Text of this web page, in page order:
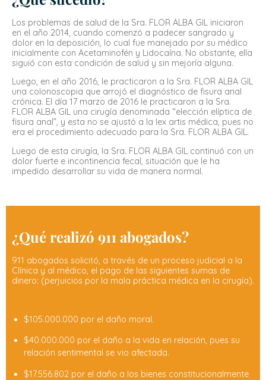
seguros
Objeción por parte de la aseguradora
Reclamación de seguros de vida
Accidentes en locales comerciales
Reclamación bancos
Los problemas de salud de la Sra. FLOR ALBA GIL iniciaron
en el año 2014, cuando comenzó a padecer sangrado y
dolor en la deposición, lo cual fue manejado por su médico
inicialmente con Acetaminofén y Lidocaína. No obstante, ella
siguió con esta condición de salud y sin mejoría alguna.
Luego, en el año 2016, le practicaron a la Sra. FLOR ALBA GIL
una colonoscopia que arrojó el diagnóstico de fisura anal
crónica. El día 17 marzo de 2016 le practicaron a la Sra.
FLOR ALBA GIL una cirugía denominada “elección elíptica de
fisura anal”, y esta no se ajustó a la lex artis médica, pues no
era el procedimiento adecuado para la Sra. FLOR ALBA GIL.
Luego de esta cirugía, la Sra. FLOR ALBA GIL continuó con un
dolor fuerte e incontinencia fecal, situación que le ha
impedido desarrollar su vida de manera normal.
¿Qué realizó 911 abogados?
911 abogados solicitó, a través de un proceso judicial a la
Clínica y al médico, el pago de las siguientes sumas de
dinero: (perjuicios por la mala práctica médica en la cirugía).
$105.000.000 por el daño moral.
$40.000.000 por el daño a la vida en relación, pues su
relación sentimental se vio afectada.
$17.556.802 por el daño a los bienes constitucionalmente